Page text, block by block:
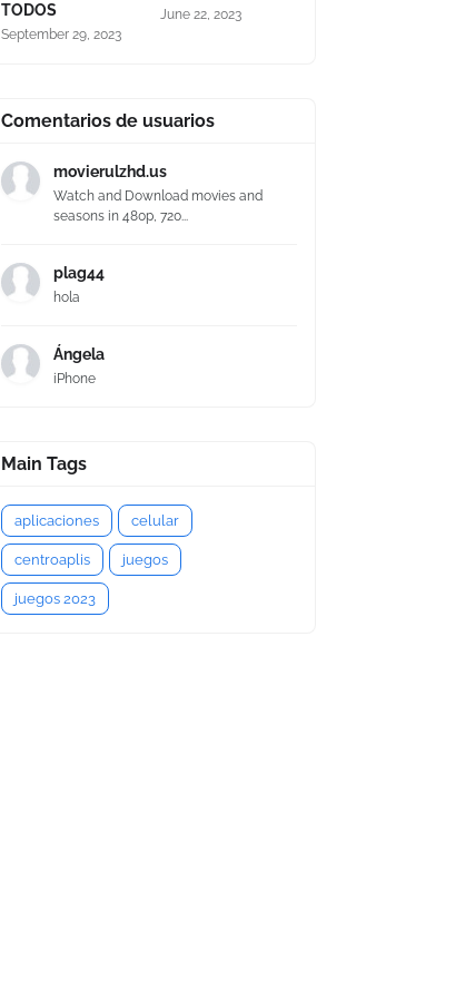
TODOS
September 29, 2023
June 22, 2023
Comentarios de usuarios
movierulzhd.us
Watch and Download movies and
seasons in 480p, 720...
plag44
hola
Ángela
iPhone
Main Tags
aplicaciones celular
centroaplis juegos
juegos 2023